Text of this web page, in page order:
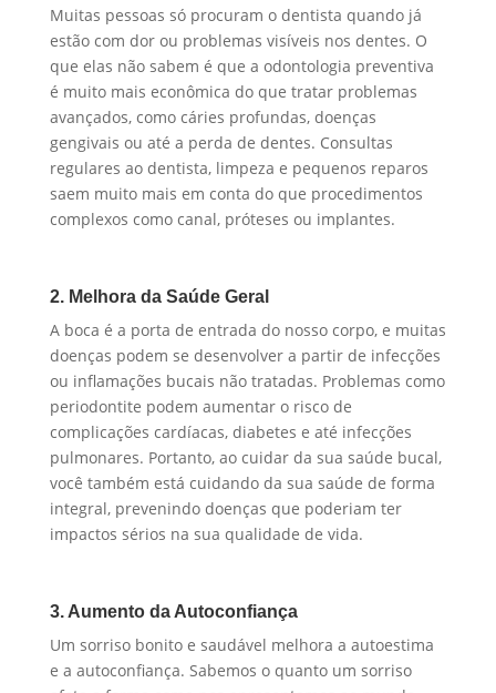
Muitas pessoas só procuram o dentista quando já
estão com dor ou problemas visíveis nos dentes. O
que elas não sabem é que a odontologia preventiva
é muito mais econômica do que tratar problemas
avançados, como cáries profundas, doenças
gengivais ou até a perda de dentes. Consultas
regulares ao dentista, limpeza e pequenos reparos
saem muito mais em conta do que procedimentos
complexos como canal, próteses ou implantes.
2. Melhora da Saúde Geral
A boca é a porta de entrada do nosso corpo, e muitas
doenças podem se desenvolver a partir de infecções
ou inflamações bucais não tratadas. Problemas como
periodontite podem aumentar o risco de
complicações cardíacas, diabetes e até infecções
pulmonares. Portanto, ao cuidar da sua saúde bucal,
você também está cuidando da sua saúde de forma
integral, prevenindo doenças que poderiam ter
impactos sérios na sua qualidade de vida.
3. Aumento da Autoconfiança
Um sorriso bonito e saudável melhora a autoestima
e a autoconfiança. Sabemos o quanto um sorriso